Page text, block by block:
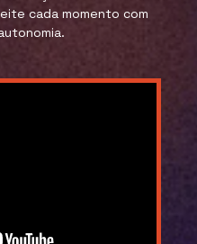
cada momento com